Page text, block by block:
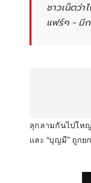
ชาวเน็ตว่
แฟร์ๆ - มี
ลุกลามกันไปใหญ่
และ “บุญมี” ถูกย